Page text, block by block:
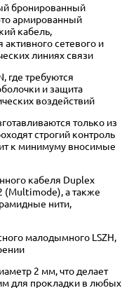
бронированный
армированный
кабель,
сетевого и
линиях связи
где требуются
и защита
воздействий
только из
строгий контроль
к минимуму вносимые
кабеля Duplex
(Multimode), а также
нити,
малодымного LSZH,
2 мм, что делает
для прокладки в любых